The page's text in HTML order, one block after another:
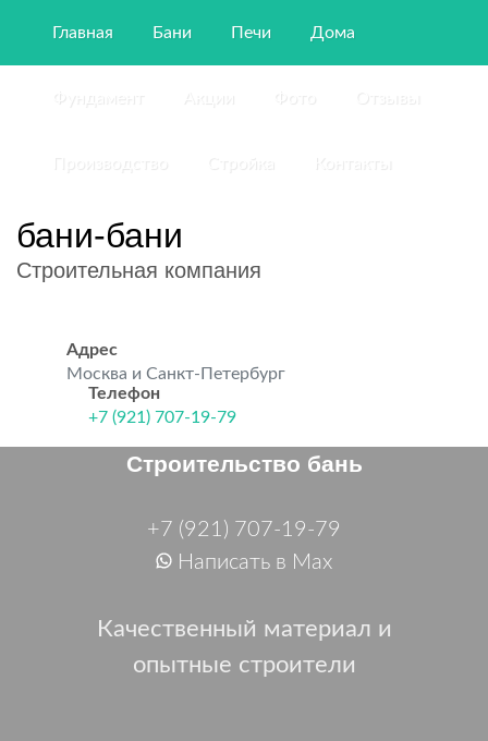
Главная Бани Печи Дома
бани-бани
Строительная компания
Адрес
Москва и Санкт-Петербург
Телефон
+7 (921) 707-19-79
Строительство бань
+7 (921) 707-19-79
Написать в Max
Качественный материал и
опытные строители